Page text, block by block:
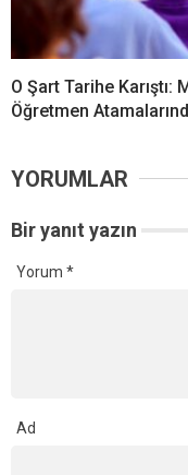
O Şart Tarihe Karıştı:
Öğretmen
YORUMLAR
Bir yanıt yazın
Yorum *
Ad